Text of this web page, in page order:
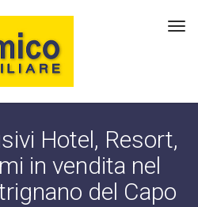
Hotel, Resort,
in vendita nel
del Capo